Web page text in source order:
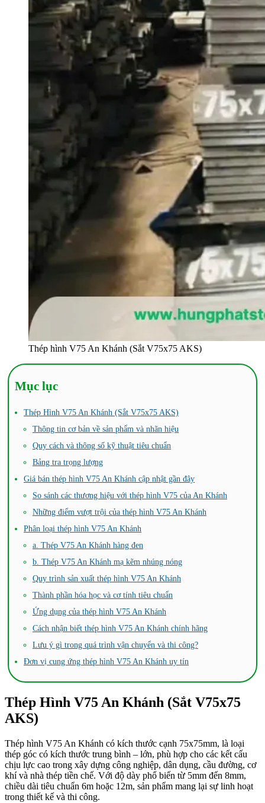
Thép hình V75 An Khánh (Sắt V75x75 AKS)
Mục lục
Thép Hình V75 An Khánh (Sắt V75x75 AKS)
Thông tin cơ bản về sản phẩm và nhãn hiệu
Quy cách và thông số kỹ thuật tiêu chuẩn
Bảng tra trọng lượng
Giá bán thép hình V75 An Khánh cập nhật gần đây
So sánh các thương hiệu với thép hình V75 của An Khánh
Những điểm vượt trội của thép hình V75 An Khánh
Phân loại thép hình V75 An Khánh
a. Thép V75 An Khánh hàng đen
b. Thép V75 An Khánh mạ kẽm nhúng nóng
Quy trình sản xuất thép hình V75 An Khánh
Thành phần hóa học và cơ tính tiêu chuẩn
Ứng dụng của thép hình V75 An Khánh
Cách nhận biết thép hình V75 An Khánh chính hãng
Lưu ý gì trong quá trình vận chuyển và thi công?
Đơn vị cung ứng thép hình V75 An Khánh uy tín
Thép Hình V75 An Khánh (Sắt V75x75
AKS)
Thép hình V75 An Khánh có kích thước cạnh 75x75mm, là loại
thép góc có kích thước trung bình – lớn, phù hợp cho các kết cấu
chịu lực cao trong xây dựng công nghiệp, dân dụng, cầu đường, cơ
khí và nhà thép tiền chế. Với độ dày phổ biến từ 5mm đến 8mm,
chiều dài tiêu chuẩn 6m hoặc 12m, sản phẩm mang lại sự linh hoạt
trong thiết kế và thi công.